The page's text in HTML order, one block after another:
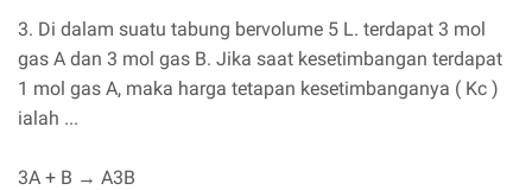
3. Di dalam suatu tabung bervolume 5 L. terdapat 3 mol
gas A dan 3 mol gas B. Jika saat kesetimbangan terdapat
1 mol gas A, maka harga tetapan kesetimbanganya ( Kc )
ialah ...
3A + B → A3B